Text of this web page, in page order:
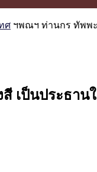
ศ ฯพณฯ ท่านกร ทัพพะ
เป็นประธาน